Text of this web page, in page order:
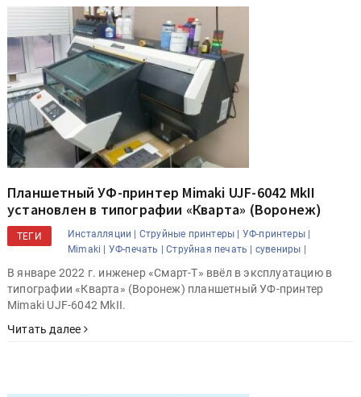
Планшетный УФ-принтер Mimaki UJF-6042 MkII
установлен в типографии «Кварта» (Воронеж)
ТЕГИ Инсталляции | Струйные принтеры |
УФ-принтеры |
Mimaki |
УФ-печать | Струйная печать | сувениры |
В январе 2022 г. инженер «Смарт-Т» ввёл в эксплуатацию в
типографии «Кварта» (Воронеж) планшетный УФ-принтер
Mimaki UJF-6042 MkII.
Читать далее